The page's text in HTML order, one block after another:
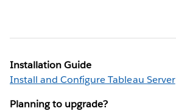
Installation Guide
Install and Configure Tableau Server
Planning to upgrade?